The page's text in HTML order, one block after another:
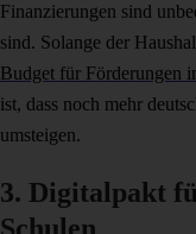
Finanzierungen sind
sind. Solange der
Budget für Förderungen
ist, dass noch mehr
umsteigen.
3. Digitalpakt